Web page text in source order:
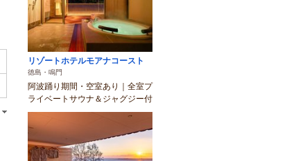
リゾートホテルモアナコースト
徳島・鳴門
阿波踊り期間・空室あり｜全室プ
ライベートサウナ＆ジャグジー付